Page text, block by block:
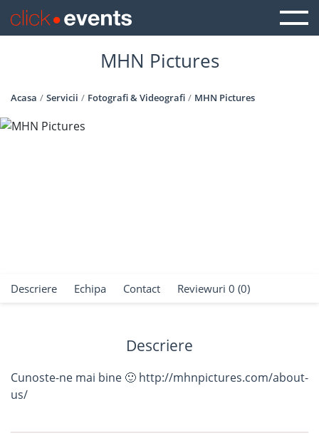
MHN Pictures
Acasa Servicii Fotografi & Videografi MHN Pictures
Descriere Echipa Contact Reviewuri 0 (0)
Descriere
Cunoste-ne mai bine 🙂 http://mhnpictures.com/about-
us/